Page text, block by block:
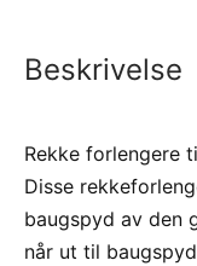
Beskrivelse
Rekke forlengere
Disse
baugspyd av den
når ut til